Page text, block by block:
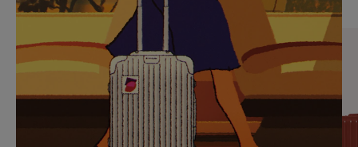
SIE,
UM
ANZUHALTEN
AUFHEBEN
DER
STUMMSCHALTUNG